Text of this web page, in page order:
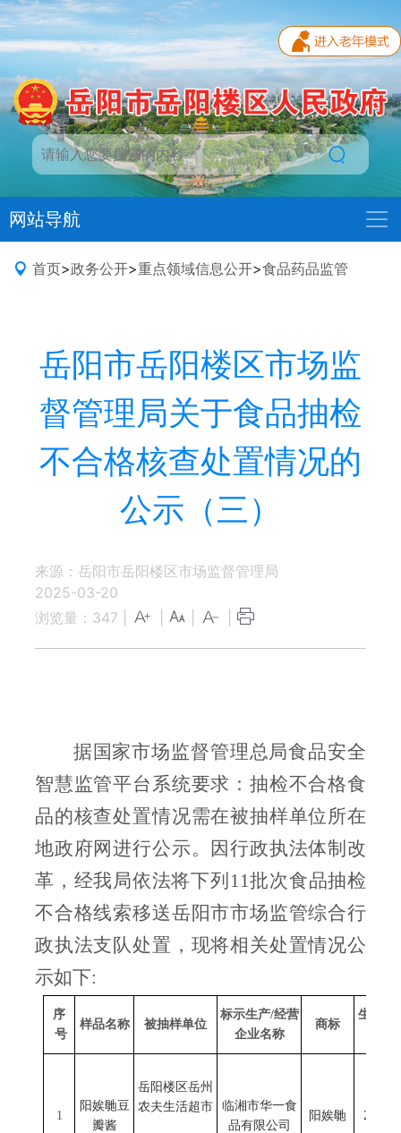
网站导航
首页>政务公开>重点领域信息公开>食品药品监管
岳阳市岳阳楼区市场监
督管理局关于食品抽检
不合格核查处置情况的
公示（三）
来源：岳阳市岳阳楼区市场监督管理局
2025-03-20
浏览量： 347
据国家市场监督管理总局食品安全
智慧监管平台系统要求：抽检不合格食
品的核查处置情况需在被抽样单位所在
地政府网进行公示。因行政执法体制改
革，经我局依法将下列 11批次食品抽检
不合格线索移送岳阳市市场监管综合行
政执法支队处置，现将相关处置情况公
示如下:
序
号
样品名称 被抽样单位
标示生产/经营
企业名称
商标
生产日
1
阳娭毑豆
瓣酱
岳阳楼区岳州
农夫生活超市
临湘市华一食
品有限公司
阳娭毑 2024/